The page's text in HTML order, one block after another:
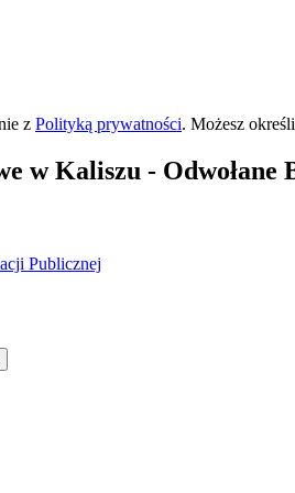
z Polityką prywatności. Możesz
w Kaliszu - Odwołane
Publicznej